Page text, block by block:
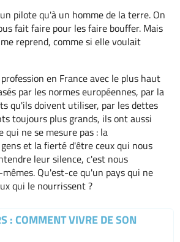
pilote qu'à un homme de la terre. On
fait faire pour les faire bouffer. Mais
reprend, comme si elle voulait
en France avec le plus haut
par les normes européennes, par la
qu'ils doivent utiliser, par les dettes
toujours plus grands, ils ont aussi
qui ne se mesure pas : la
et la fierté d'être ceux qui nous
leur silence, c'est nous
Qu'est-ce qu'un pays qui ne
qui le nourrissent ?
: COMMENT VIVRE DE SON